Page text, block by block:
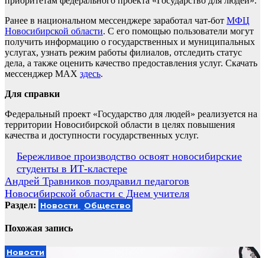
Ранее в национальном мессенджере заработал чат-бот МФЦ
Новосибирской области. С его помощью пользователи могут
получить информацию о государственных и муниципальных
услугах, узнать режим работы филиалов, отследить статус
дела, а также оценить качество предоставления услуг. Скачать
мессенджер MAX здесь.
Для справки
Федеральный проект «Государство для людей» реализуется на
территории Новосибирской области в целях повышения
качества и доступности государственных услуг.
Навигация
по
записям
Бережливое производство освоят новосибирские
студенты в ИТ-кластере
Андрей Травников поздравил педагогов
Новосибирской области с Днем учителя
Раздел: Новости Общество
Похожая запись
Новости